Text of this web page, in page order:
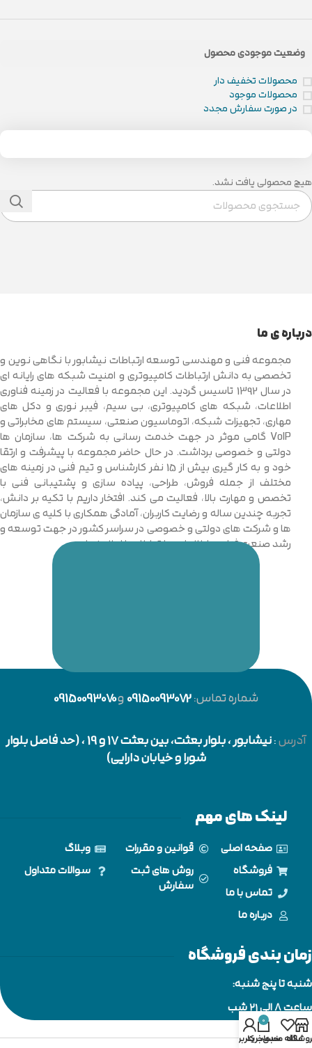
وضعیت موجودی محصول
محصولات تخفیف دار
محصولات موجود
در صورت سفارش مجدد
هیچ محصولی یافت نشد.
درباره ی ما
مجموعه فنی و مهندسی توسعه ارتباطات نیشابور با نگاهی نوین و
تخصصی به دانش ارتباطات کامپیوتری و امنیت شبکه های رایانه ای
در سال 1392 تاسیس گردید. این مجموعه با فعالیت در زمینه فناوری
اطلاعات، شبکه های کامپیوتری، بی سیم، فیبر نوری و دکل های
مهاری، تجهیزات شبکه، اتوماسیون صنعتی، سیستم های مخابراتی و
VoIP گامی موثر در جهت خدمت رسانی به شرکت ها، سازمان ها
دولتی و خصوصی برداشت. در حال حاضر مجموعه با پیشرفت و ارتقا
خود و به کار گیری بیش از 15 نفر کارشناس و تیم فنی در زمینه های
مختلف از جمله فروش، طراحی، پیاده سازی و پشتیبانی فنی با
تخصص و مهارت بالا، فعالیت می کند. افتخار داریم با تکیه بر دانش،
تجربه چندین ساله و رضایت کاربران، آمادگی همکاری با کلیه ی سازمان
ها و شرکت های دولتی و خصوصی در سراسر کشور در جهت توسعه و
رشد صنعت فناوری اطلاعات و ارتباطات را اعلام نماییم.
شماره تماس:09150093072و09150093070
آدرس:نیشابور
، بلوار بعثت، بین بعثت 17 و 19 ، (حد فاصل بلوار
شورا و خیابان دارایی)
لینک های مهم
صفحه اصلی
فروشگاه
تماس با ما
درباره ما
قوانین و مقررات
روش های ثبت
سفارش
وبلاگ
سوالات متداول
زمان بندی فروشگاه
شنبه تا پنج شنبه:
ساعت 8 الی ۲۱ شب
علاقه مندی
0
سبد خرید
حساب کاربری من